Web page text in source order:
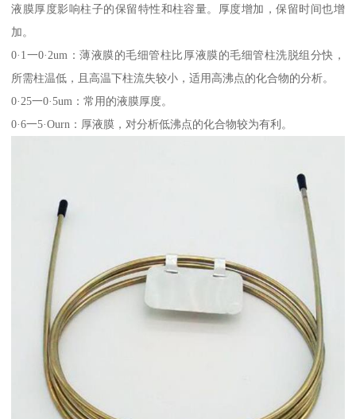
液膜厚度影响柱子的保留特性和柱容量。厚度增加，保留时间也增
加。
0·1一0·2um：薄液膜的毛细管柱比厚液膜的毛细管柱洗脱组分快，
所需柱温低，且高温下柱流失较小，适用高沸点的化合物的分析。
0·25一0·5um：常用的液膜厚度。
0·6一5·Ourn：厚液膜，对分析低沸点的化合物较为有利。